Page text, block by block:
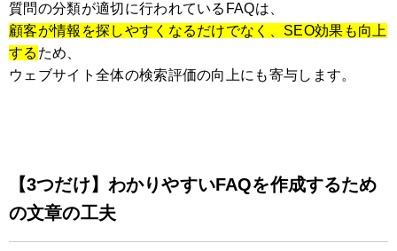
質問の分類が適切に行われているFAQは、
顧客が情報を探しやすくなるだけでなく、SEO効果も向上
する ため、
ウェブサイト全体の検索評価の向上にも寄与します。
【3つだけ】わかりやすいFAQを作成するため
の文章の工夫